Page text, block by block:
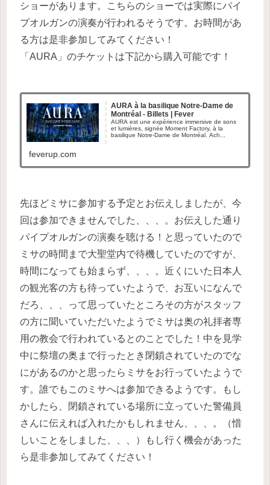
ショーがあります。こちらのショーでは実際にパイ
プオルガンの演奏が行われるそうです。お時間があ
る方は是非参加してみてください！
「AURA」のチケットは下記から購入可能です！
AURA à la basilique Notre-Dame de
Montréal - Billets | Fever
AURA est une expérience immersive de sons
et lumières, signée Moment Factory, à la
basilique Notre-Dame de Montréal. Ach...
feverup.com
先ほどミサに参加する予定とお伝えしましたが、今
回は参加できませんでした、、、。お伝えした通り
パイプオルガンの演奏を聴ける！と思っていたので
ミサの時間まで大聖堂内で待機していたのですが、
時間になっても始まらず、、、。近くにいた日本人
の観光客の方も待っていたようで、お互いになんで
だろ、、、って思っていたところその方がスタッフ
の方に聞いていただいたようでミサは奥の礼拝者専
用の教会で行われているとのことでした！中を見学
中に祭壇の奥まで行ったとき閉鎖されていたのでな
にがあるのかと思ったらミサをお行っていたようで
す。誰でもこのミサへは参加できるようです。もし
かしたら、閉鎖されている場所に立っていた警備員
さんに伝えれば入れたかもしれません、、、。（惜
しいことをしました、、、）もし行く機会があった
ら是非参加してみてください！